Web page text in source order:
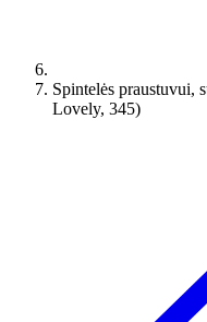
Spintelės praustuvui,
Lovely, 345)